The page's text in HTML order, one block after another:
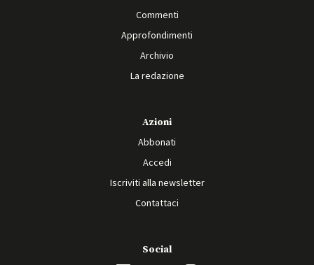
Commenti
Approfondimenti
Archivio
La redazione
Azioni
Abbonati
Accedi
Iscriviti alla newsletter
Contattaci
Social